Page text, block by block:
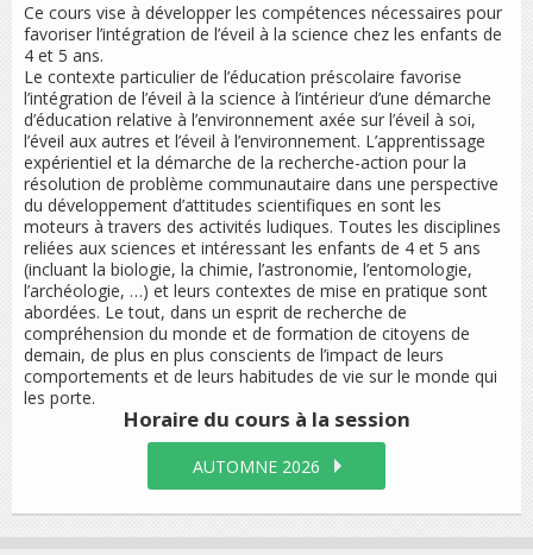
Ce cours vise à développer les compétences nécessaires pour
favoriser l’intégration de l’éveil à la science chez les enfants de
4 et 5 ans.
Le contexte particulier de l’éducation préscolaire favorise
l’intégration de l’éveil à la science à l’intérieur d’une démarche
d’éducation relative à l’environnement axée sur l’éveil à soi,
l’éveil aux autres et l’éveil à l’environnement. L’apprentissage
expérientiel et la démarche de la recherche-action pour la
résolution de problème communautaire dans une perspective
du développement d’attitudes scientifiques en sont les
moteurs à travers des activités ludiques. Toutes les disciplines
reliées aux sciences et intéressant les enfants de 4 et 5 ans
(incluant la biologie, la chimie, l’astronomie, l’entomologie,
l’archéologie, …) et leurs contextes de mise en pratique sont
abordées. Le tout, dans un esprit de recherche de
compréhension du monde et de formation de citoyens de
demain, de plus en plus conscients de l’impact de leurs
comportements et de leurs habitudes de vie sur le monde qui
les porte.
Horaire du cours à la session
AUTOMNE 2026